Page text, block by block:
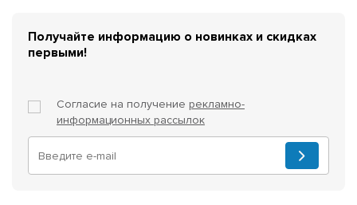
Получайте информацию о новинках и скидках
первыми!
Согласие на получение рекламно-
информационных рассылок